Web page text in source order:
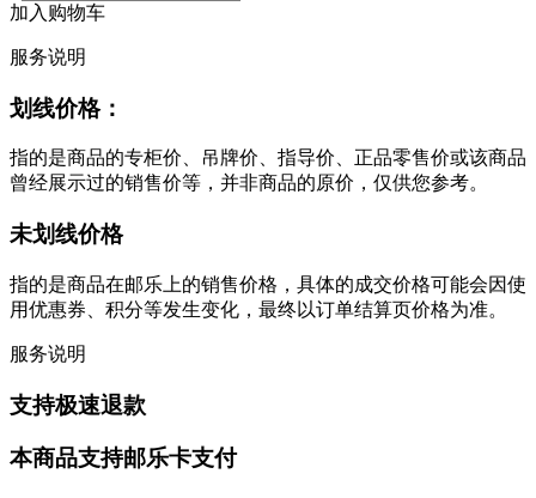
加入购物车
服务说明
划线价格：
指的是商品的专柜价、吊牌价、指导价、正品零售价或该商品
曾经展示过的销售价等，并非商品的原价，仅供您参考。
未划线价格
指的是商品在邮乐上的销售价格，具体的成交价格可能会因使
用优惠券、积分等发生变化，最终以订单结算页价格为准。
服务说明
支持极速退款
本商品支持邮乐卡支付